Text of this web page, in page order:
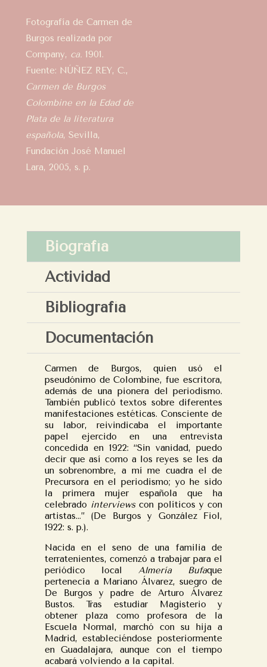
Fotografía de Carmen de
Burgos realizada por
Company, ca. 1901.
Fuente: NÚÑEZ REY, C.,
Carmen de Burgos
Colombine en la Edad de
Plata de la literatura
española, Sevilla,
Fundación José Manuel
Lara, 2005, s. p.
Biografía
Actividad
Bibliografía
Documentación
Carmen de Burgos, quien usó el
pseudónimo de Colombine, fue escritora,
además de una pionera del periodismo.
También publicó textos sobre diferentes
manifestaciones estéticas. Consciente de
su labor, reivindicaba el importante
papel ejercido en una entrevista
concedida en 1922: “Sin vanidad, puedo
decir que así como a los reyes se les da
un sobrenombre, a mí me cuadra el de
Precursora en el periodismo; yo he sido
la primera mujer española que ha
celebrado interviewscon políticos y con
artistas…” (De Burgos y González Fiol,
1922: s. p.).
Nacida en el seno de una familia de
terratenientes, comenzó a trabajar para el
periódico localAlmería Bufaque
pertenecía a Mariano Álvarez, suegro de
De Burgos y padre de Arturo Álvarez
Bustos. Tras estudiar Magisterio y
obtener plaza como profesora de la
Escuela Normal, marchó con su hija a
Madrid, estableciéndose posteriormente
en Guadalajara, aunque con el tiempo
acabará volviendo a la capital.